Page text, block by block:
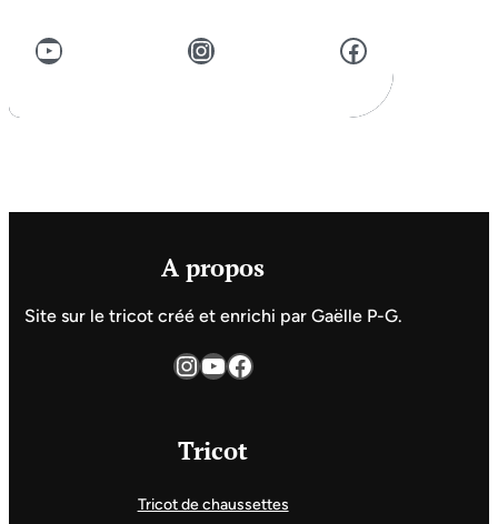
YouTube Instagram Facebook
A propos
Site sur le tricot créé et enrichi par Gaëlle P-G.
InstagramYouTube Facebook
Tricot
Tricot de chaussettes